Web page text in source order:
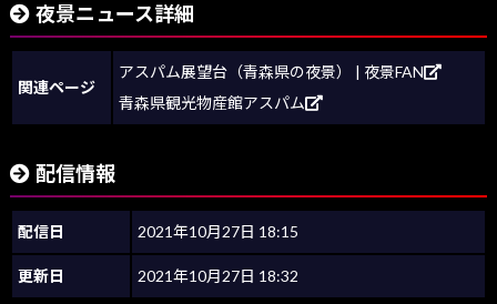
夜景ニュース詳細
関連ページ
アスパム展望台（青森県の夜景） | 夜景FAN
青森県観光物産館アスパム
配信情報
配信日 2021年10月27日 18:15
更新日 2021年10月27日 18:32